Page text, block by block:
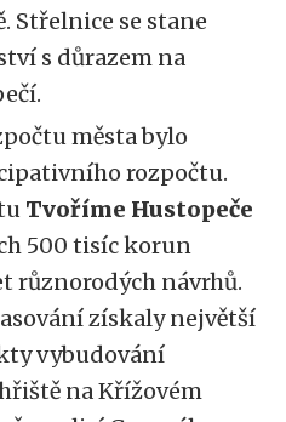
Střelnice se stane
s důrazem na
města bylo
rozpočtu.
Tvoříme Hustopeče
500 tisíc korun
různorodých návrhů.
získaly největší
vybudování
na Křížovém